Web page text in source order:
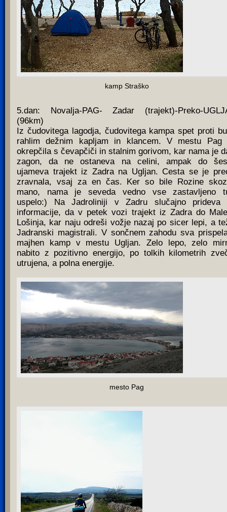
kamp Straško
5.dan: Novalja-PAG- Zadar (trajekt)-Preko-
(96km)
Iz čudovitega lagodja, čudovitega kampa spet proti
rahlim dežnim kapljam in klancem. V mestu Pag
okrepčila s čevapčiči in stalnim gorivom, kar nama je
zagon, da ne ostaneva na celini, ampak do
ujameva trajekt iz Zadra na Ugljan. Cesta se je
zravnala, vsaj za en čas. Ker so bile Rozine
mano, nama je seveda vedno vse zastavljeno
uspelo:) Na Jadroliniji v Zadru slučajno prideva
informacije, da v petek vozi trajekt iz Zadra do
Lošinja, kar naju odreši vožje nazaj po sicer lepi, a
Jadranski magistrali. V sončnem zahodu sva
majhen kamp v mestu Ugljan. Zelo lepo, zelo
nabito z pozitivno energijo, po tolkih kilometrih
utrujena, a polna energije.
mesto Pag